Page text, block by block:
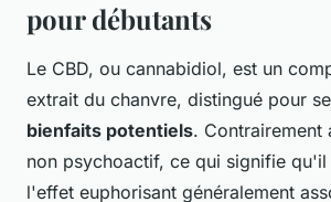
pour débutants
Le CBD, ou cannabidiol, est un
extrait du chanvre, distingué pour
bienfaits potentiels. Contrairement
non psychoactif, ce qui signifie
l'effet euphorisant généralement